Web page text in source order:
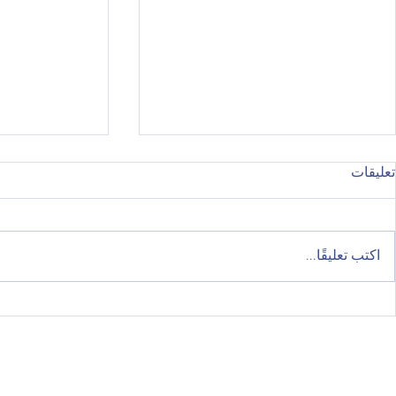
تعليقات
اكتب تعليقًا...